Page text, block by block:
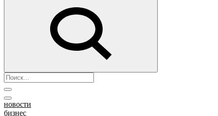
новости
бизнес